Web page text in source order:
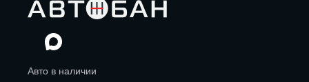
Авто в наличии